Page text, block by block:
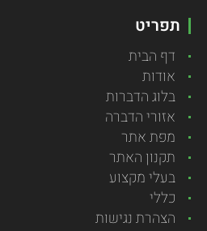
תפריט
דף הבית
אודות
בלוג הדברות
אזורי הדברה
מפת אתר
תקנון האתר
בעלי מקצוע
כללי
הצהרת נגישות